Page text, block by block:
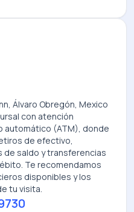
Álvaro Obregón, Mexico
con atención
automático (ATM), donde
de efectivo,
saldo y transferencias
Te recomendamos
disponibles y los
tu visita.